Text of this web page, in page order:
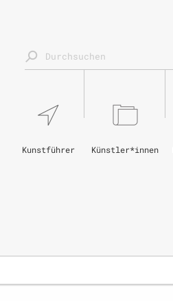
Künstler*innen
Kunstführer